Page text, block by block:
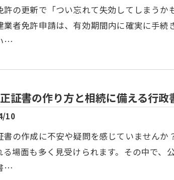
許の更新で「つい忘れて失効してしまう
業者免許申請は、有効期間内に確実に手
…
証書の作り方と相続に備える行
10
書の作成に不安や疑問を感じていません
る場面も多く見受けられます。その中で、
…